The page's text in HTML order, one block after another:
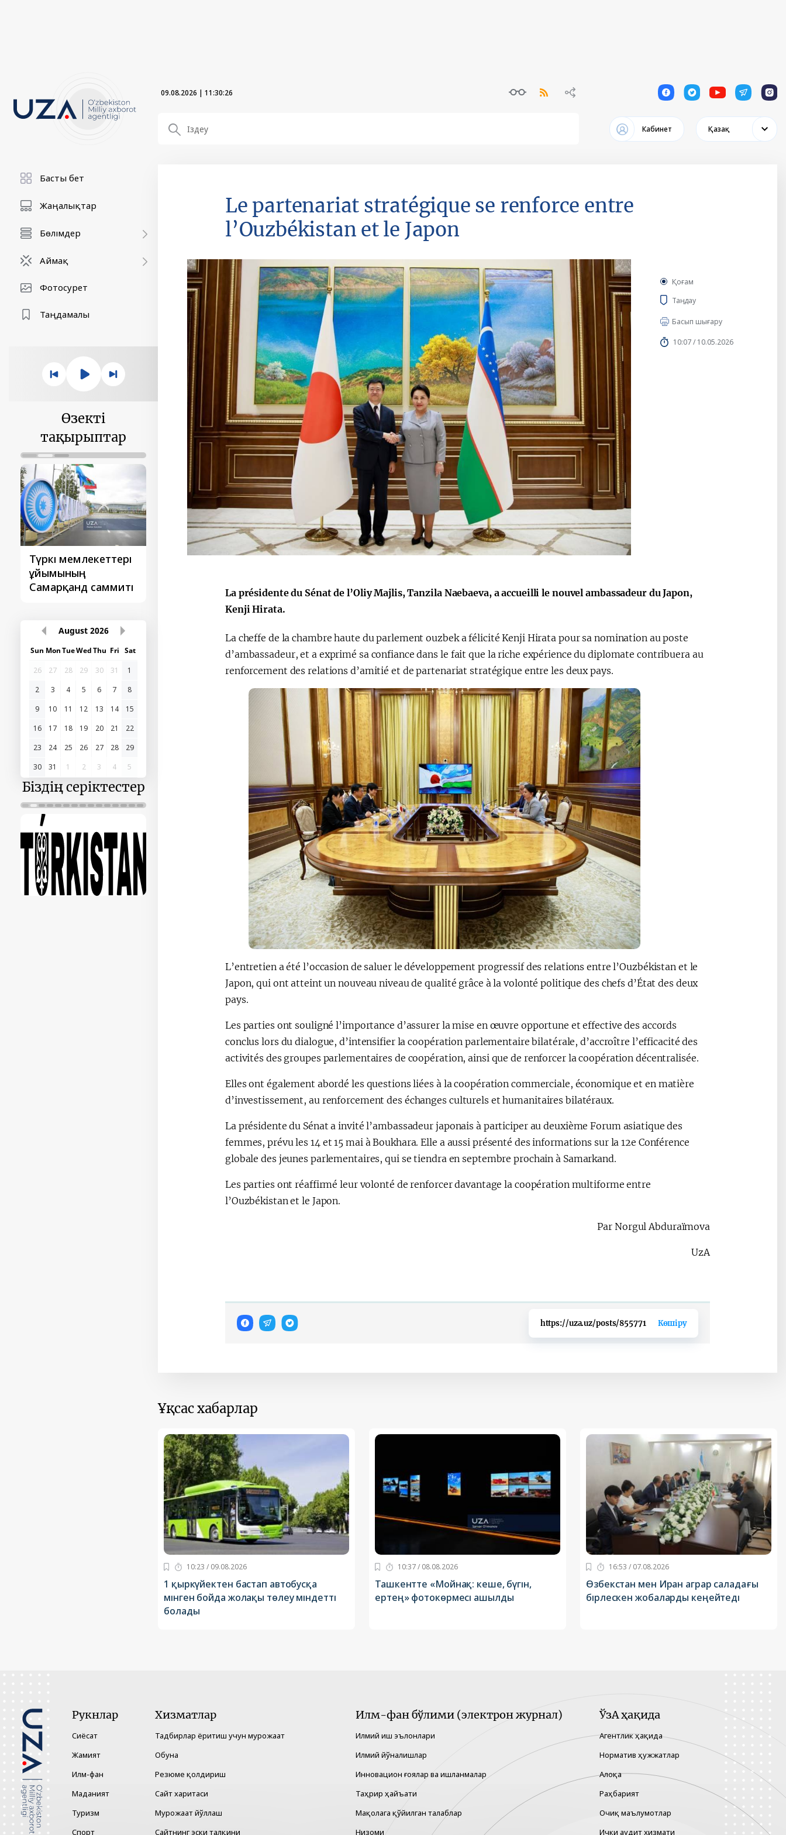
09.08.2026 | 11:30:27 1 1 1 1 1
Кабинет Қазақ
Басты бет
Жаңалықтар
Бөлімдер
Аймақ
Фотосурет
Таңдамалы
Өзекті
тақырыптар
Түркі мемлекеттері
ұйымының
Самарқанд саммиті
‘Орталық Азия -
August 2026
Sun MonTueWedThu Fri Sat
26
27 28 29 30 31
1
2
3 4 5 6 7
8
9
10 11 12 13 14
15
16
17 18 19 20 21
22
23
24 25 26 27 28
29
30
31 1 2 3 4 5
Біздің серіктестер
Le partenariat stratégique se renforce entre
l’Ouzbékistan et le Japon
Қоғам
Таңдау
Басып шығару
10:07 / 10.05.2026
La présidente du Sénat de l’Oliy Majlis, Tanzila Naebaeva, a accueilli le nouvel ambassadeur du Japon,
Kenji Hirata.
La cheffe de la chambre haute du parlement ouzbek a félicité Kenji Hirata pour sa nomination au poste
d’ambassadeur, et a exprimé sa confiance dans le fait que la riche expérience du diplomate contribuera au
renforcement des relations d’amitié et de partenariat stratégique entre les deux pays.
L’entretien a été l’occasion de saluer le développement progressif des relations entre l’Ouzbékistan et le
Japon, qui ont atteint un nouveau niveau de qualité grâce à la volonté politique des chefs d’État des deux
pays.
Les parties ont souligné l’importance d’assurer la mise en œuvre opportune et effective des accords
conclus lors du dialogue, d’intensifier la coopération parlementaire bilatérale, d’accroître l’efficacité des
activités des groupes parlementaires de coopération, ainsi que de renforcer la coopération décentralisée.
Elles ont également abordé les questions liées à la coopération commerciale, économique et en matière
d’investissement, au renforcement des échanges culturels et humanitaires bilatéraux.
La présidente du Sénat a invité l’ambassadeur japonais à participer au deuxième Forum asiatique des
femmes, prévu les 14 et 15 mai à Boukhara. Elle a aussi présenté des informations sur la 12e Conférence
globale des jeunes parlementaires, qui se tiendra en septembre prochain à Samarkand.
Les parties ont réaffirmé leur volonté de renforcer davantage la coopération multiforme entre
l’Ouzbékistan et le Japon.
Par Norgul Abduraïmova
UzA
https://uza.uz/posts/855771 Көшіру
Ұқсас хабарлар
10:23 / 09.08.2026
1 қыркүйектен бастап автобусқа
мінген бойда жолақы төлеу міндетті
болады
10:37 / 08.08.2026
Ташкентте «Мойнақ: кеше, бүгін,
ертең» фотокөрмесі ашылды
16:53 / 07.08.2026
Өзбекстан мен Иран аграр саладағы
бірлескен жобаларды кеңейтеді
Рукнлар
Сиёсат
Жамият
Илм-фан
Маданият
Туризм
Спорт
Хизматлар
Тадбирлар ёритиш учун мурожаат
Обуна
Резюме қолдириш
Сайт харитаси
Мурожаат йўллаш
Сайтнинг эски талқини
Илм-фан бўлими (электрон журнал)
Илмий иш эълонлари
Илмий йўналишлар
Инновацион ғоялар ва ишланмалар
Таҳрир ҳайъати
Мақолага қўйилган талаблар
Низоми
ЎзА ҳақида
Агентлик ҳақида
Норматив ҳужжатлар
Алоқа
Раҳбарият
Очиқ маълумотлар
Ички аудит хизмати